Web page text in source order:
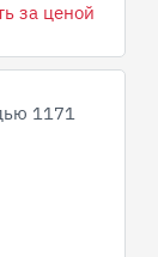
за ценой
1171